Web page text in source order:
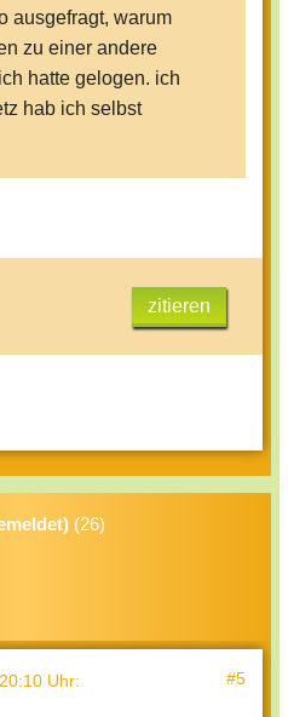
ausgefragt, warum
zu einer andere
hatte gelogen. ich
hab ich selbst
zitieren
(26)
Uhr: #5